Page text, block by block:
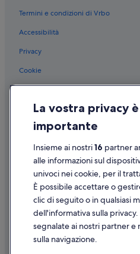
Termini e condizioni di Vrbo
Accessibilità
Privacy
Cookie
Informazioni legali/Contatti
Linee guida sui contenuti e
Supporto
Assistenza clienti
Contattaci
Come cancellare un volo
Come modificare la prenotazione di
La vostra privacy
importante
Insieme ai nostri16 partner
alle informazioni sul
univoci nei cookie, per il
È possibile accettare o
clic di seguito o in qualsiasi
dell'informativa sulla
segnalate ai nostri partner e
sulla navigazione.